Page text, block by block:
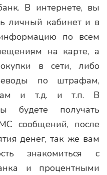
В интернете, вы
личный кабинет и в
по всем
на карте, а
в сети, либо
по штрафам,
и т.д. и т.п. В
будете получать
сообщений, после
денег, так же вам
знакомиться с
и процентными